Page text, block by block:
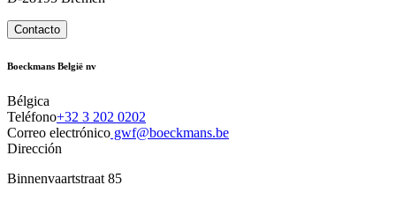
Contacto
Boeckmans België nv
Bélgica
Teléfono+32 3 202 0202
Correo electrónico gwf@boeckmans.be
Dirección
Binnenvaartstraat 85